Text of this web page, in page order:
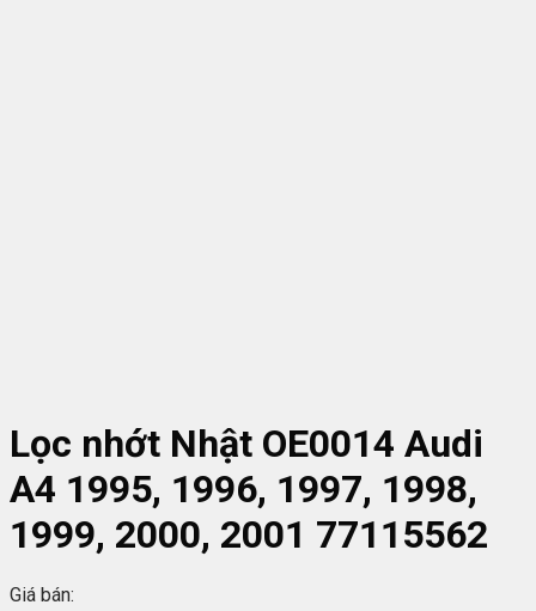
Lọc nhớt Nhật OE0014 Audi
A4 1995, 1996, 1997, 1998,
1999, 2000, 2001 77115562
Giá bán: